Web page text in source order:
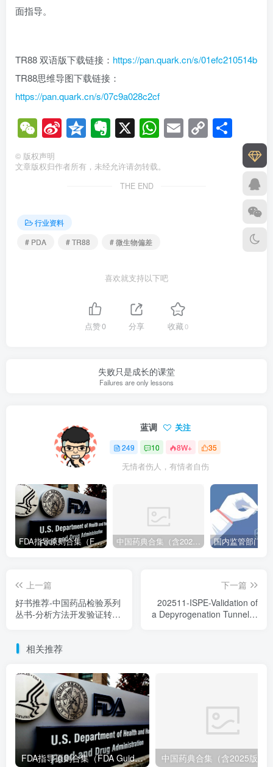
面指导。
TR88 双语版下载链接： https://pan.quark.cn/s/01efc210514b
TR88思维导图下载链接：
https://pan.quark.cn/s/07c9a028c2cf
WeChat
Sina
Weibo
Qzone
Evernote
X WhatsApp
Email
Copy
Link享
© 版权声明
文章版权归作者所有，未经允许请勿转载。
THE END
行业资料
# PDA
# TR88 # 微生物偏差
喜欢就支持以下吧
点赞0 分享 收藏0
失败只是成长的课堂
Failures are only lessons
蓝调 关注
249 10 8W+ 35
无情者伤人，有情者自伤
FDA指导原则合集（FDA Guidance Documents）-持续更新 中国药典合集（含2025版以及历年所有版本下载地址）
上一篇
好书推荐-中国药品检验系列
丛书-分析方法开发验证转移
下一篇
202511-ISPE-Validation of
a Depyrogenation Tunnel除
相关推荐
FDA指导原则合集（FDA Guidance Documents）-持续更新